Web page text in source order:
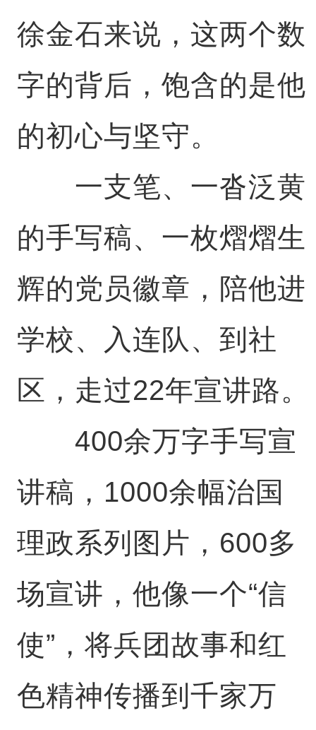
徐金石来说，这两个数
字的背后，饱含的是他
的初心与坚守。
一支笔、一沓泛黄
的手写稿、一枚熠熠生
辉的党员徽章，陪他进
学校、入连队、到社
区，走过22年宣讲路。
400余万字手写宣
讲稿，1000余幅治国
理政系列图片，600多
场宣讲，他像一个“信
使”，将兵团故事和红
色精神传播到千家万